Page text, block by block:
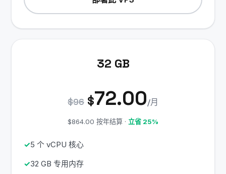
32 GB
$96 $72.00/月
$864.00 按年结算 · 立省 25%
5 个 vCPU 核心
32 GB 专用内存